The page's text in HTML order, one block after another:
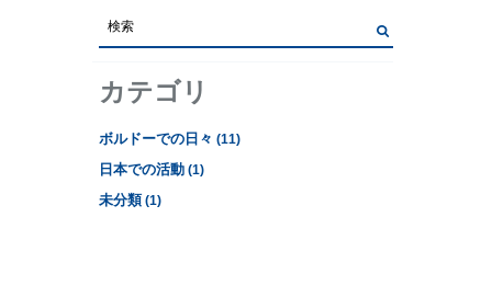
カテゴリ
ボルドーでの日々 (11)
日本での活動 (1)
未分類 (1)